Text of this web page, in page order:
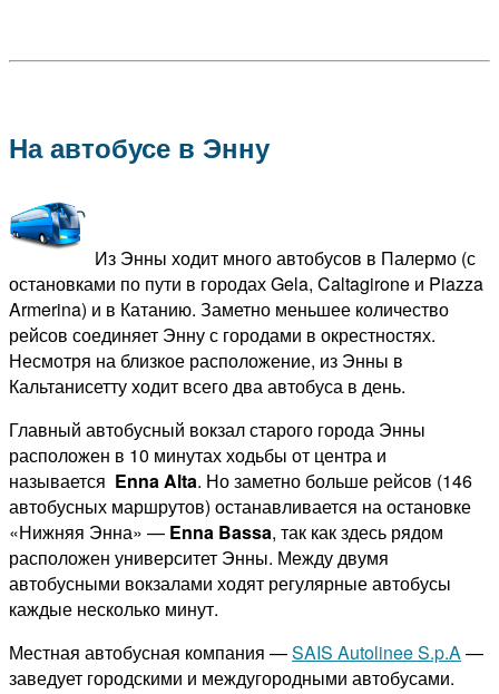
На автобусе в Энну
Из Энны ходит много автобусов в Палермо (с
остановками по пути в городах Gela, Caltagirone и Piazza
Armerina) и в Катанию. Заметно меньшее количество
рейсов соединяет Энну с городами в окрестностях.
Несмотря на близкое расположение, из Энны в
Кальтанисетту ходит всего два автобуса в день.
Главный автобусный вокзал старого города Энны
расположен в 10 минутах ходьбы от центра и
называется Enna Alta. Но заметно больше рейсов (146
автобусных маршрутов) останавливается на остановке
«Нижняя Энна» — Enna Bassa, так как здесь рядом
расположен университет Энны. Между двумя
автобусными вокзалами ходят регулярные автобусы
каждые несколько минут.
Местная автобусная компания —SAIS Autolinee S.p.A —
заведует городскими и междугородными автобусами.